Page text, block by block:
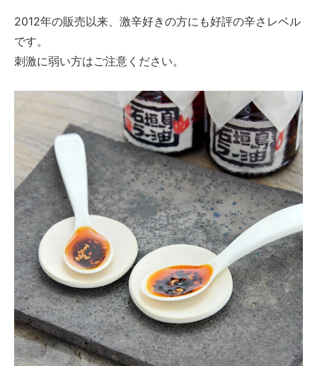
2012年の販売以来、激辛好きの方にも好評の辛さレベル
です。
刺激に弱い方はご注意ください。